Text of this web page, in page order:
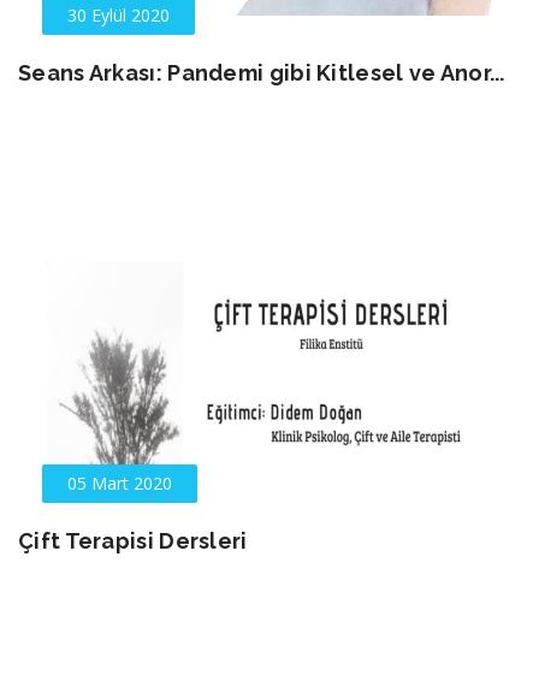
30 Eylül 2020
Seans Arkası: Pandemi gibi Kitlesel ve Anor...
05 Mart 2020
Çift Terapisi Dersleri